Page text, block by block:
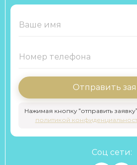
Отправить
Нажимая кнопку “отправить
политикой
Соц сети: